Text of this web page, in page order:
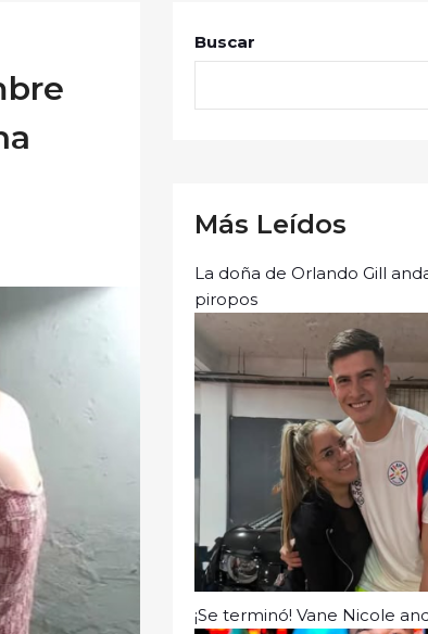
Buscar
Más Leídos
La doña de Orlando Gill
piropos
¡Se terminó! Vane Nicole